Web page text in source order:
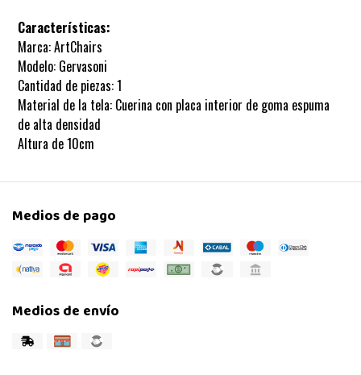
Características:
Marca: ArtChairs
Modelo: Gervasoni
Cantidad de piezas: 1
Material de la tela: Cuerina con placa interior de goma espuma
de alta densidad
Altura de 10cm
Medios de pago
Medios de envío